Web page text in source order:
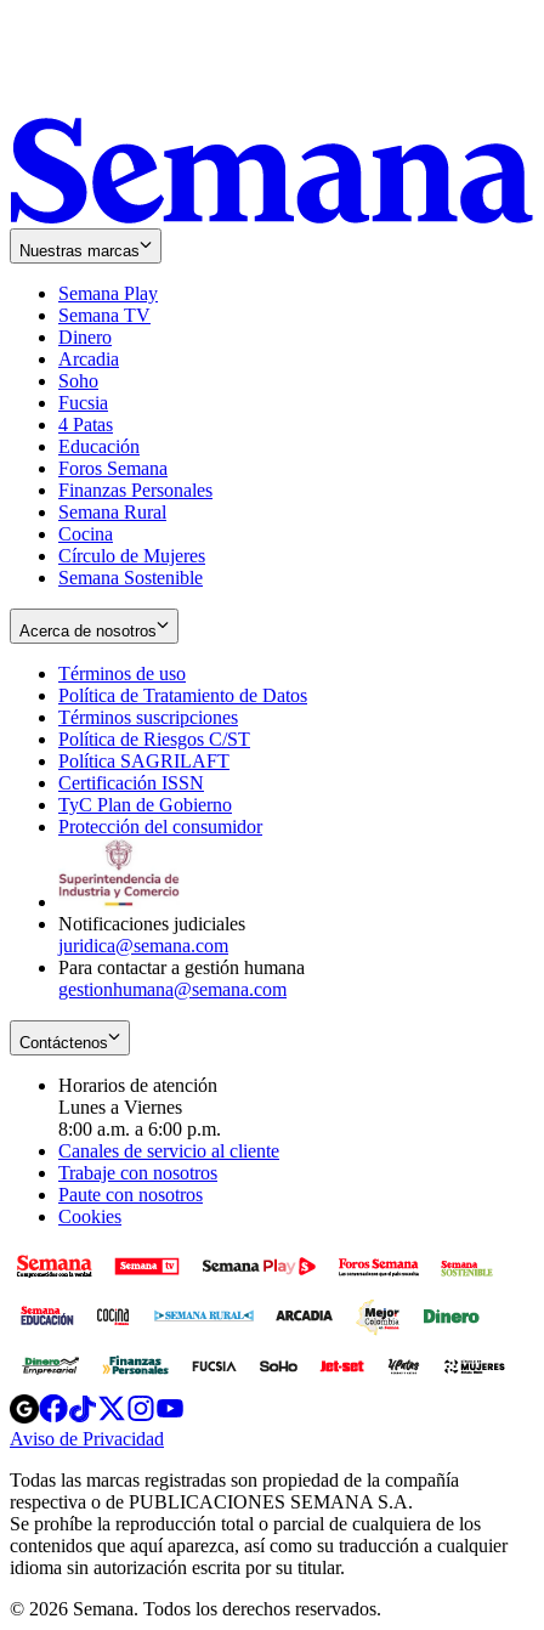
Nuestras marcas
Semana Play
Semana TV
Dinero
Arcadia
Soho
in
new
window
Fucsia
in
new
window
4 Patas
Educación
Foros Semana
Finanzas Personales
Semana Rural
Cocina
Círculo de Mujeres
Semana Sostenible
Acerca de nosotros
Términos de uso
in
new
window
Política de Tratamiento de Datos
Términos suscripciones
in
Política de Riesgos C/ST
Política SAGRILAFT
new
window
Certificación ISSN
in
new
TyC Plan de Gobierno
in
Protección del consumidorOpens
Notificaciones judiciales
juridica@semana.com
Para contactar a gestión humana
gestionhumana@semana.com
Contáctenos
Horarios de atención
Lunes a Viernes
8:00 a.m. a 6:00 p.m.
Canales de servicio al cliente
Trabaje con nosotros
Paute con nosotros
Cookies
Opens
in
new
Opens
in
new
Opens
in
new
window
Opens
new
windowwindow
Aviso de Privacidad
new
window
Todas las marcas registradas son propiedad de la compañía
respectiva o de PUBLICACIONES SEMANA S.A.
Se prohíbe la reproducción total o parcial de cualquiera de los
contenidos que aquí aparezca, así como su traducción a cualquier
idioma sin autorización escrita por su titular.
© 2026 Semana. Todos los derechos reservados.